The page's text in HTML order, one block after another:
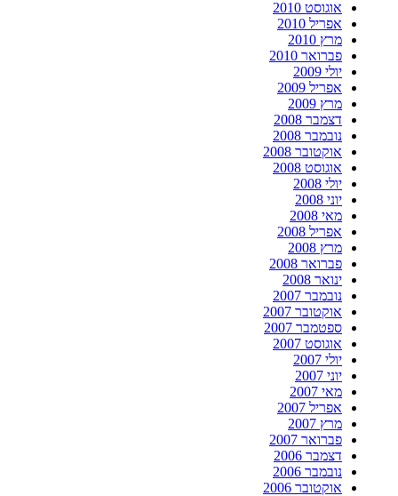
אוגוסט 2010
אפריל 2010
מרץ 2010
פברואר 2010
יולי 2009
אפריל 2009
מרץ 2009
דצמבר 2008
נובמבר 2008
אוקטובר 2008
אוגוסט 2008
יולי 2008
יוני 2008
מאי 2008
אפריל 2008
מרץ 2008
פברואר 2008
ינואר 2008
נובמבר 2007
אוקטובר 2007
ספטמבר 2007
אוגוסט 2007
יולי 2007
יוני 2007
מאי 2007
אפריל 2007
מרץ 2007
פברואר 2007
דצמבר 2006
נובמבר 2006
אוקטובר 2006